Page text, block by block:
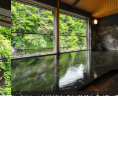
2022.8.16
【2022年】47都道府県の ひとりにいい温泉宿リスト118選！ ～岩手県・宮城県篇～
旅＆お出かけ